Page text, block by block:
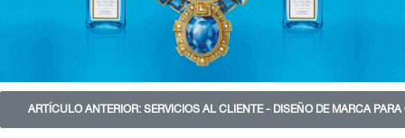
ARTÍCULO ANTERIOR: SERVICIOS AL CLIENTE - DISEÑO DE MARCA